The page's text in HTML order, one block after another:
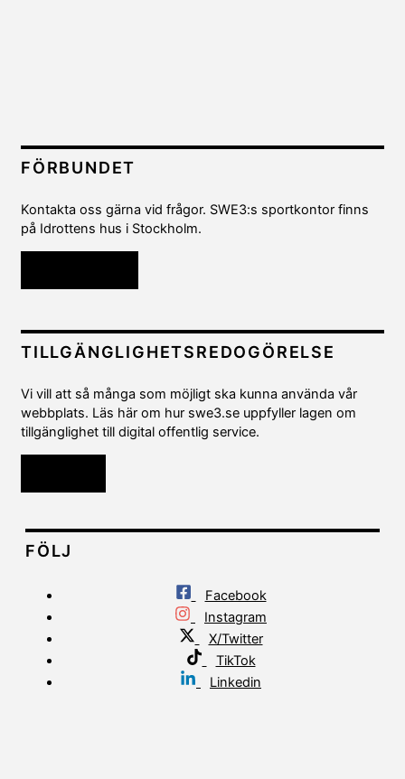
FÖRBUNDET
Kontakta oss gärna vid frågor. SWE3:s sportkontor finns
på Idrottens hus i Stockholm.
TILLGÄNGLIGHETSREDOGÖRELSE
Vi vill att så många som möjligt ska kunna använda vår
webbplats. Läs här om hur swe3.se uppfyller lagen om
tillgänglighet till digital offentlig service.
FÖLJ
Facebook
Instagram
X/Twitter
TikTok
Linkedin